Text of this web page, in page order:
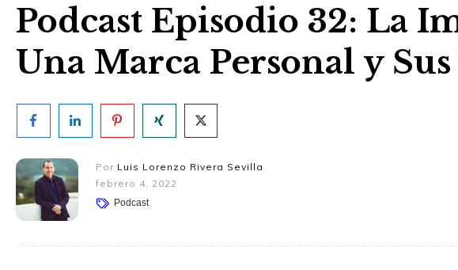
Podcast Episodio 32: La
Una Marca Personal y
Por Luis Lorenzo Rivera Sevilla
febrero 4, 2022
Podcast